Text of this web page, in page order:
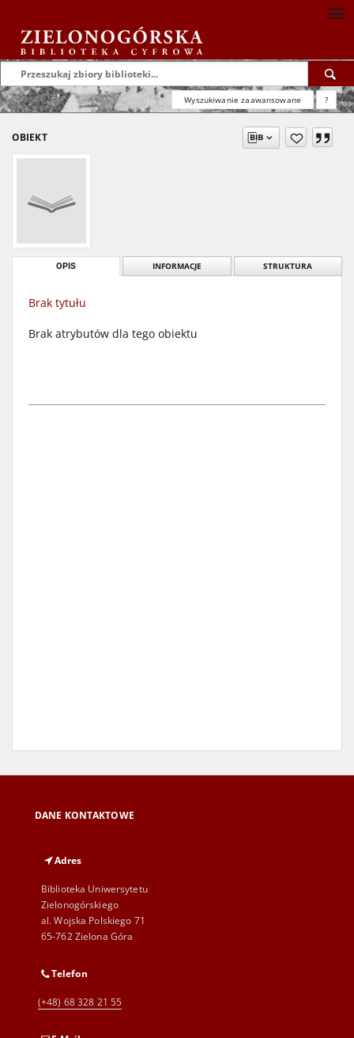
Wyszukiwanie zaawansowane ?
OBIEKT
OPIS INFORMACJE STRUKTURA
Brak tytułu
Brak atrybutów dla tego obiektu
DANE KONTAKTOWE
Adres
Biblioteka Uniwersytetu
Zielonogórskiego
al. Wojska Polskiego 71
65-762 Zielona Góra
Telefon
(+48) 68 328 21 55